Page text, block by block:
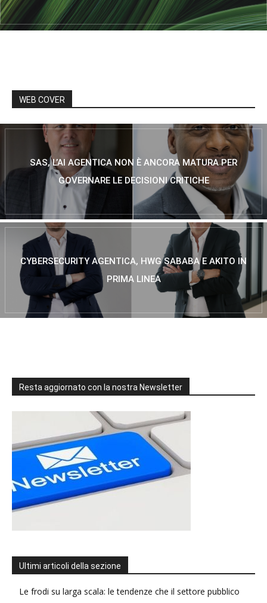
WEB COVER
SAS, L’AI AGENTICA NON È ANCORA MATURA PER
GOVERNARE LE DECISIONI CRITICHE
CYBERSECURITY AGENTICA, HWG SABABA E AKITO IN
PRIMA LINEA
Resta aggiornato con la nostra Newsletter
Ultimi articoli della sezione
Le frodi su larga scala: le tendenze che il settore pubblico